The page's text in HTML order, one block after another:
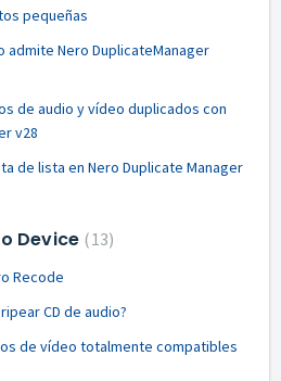
pequeñas
admite Nero DuplicateManager
de audio y vídeo duplicados con
v28
de lista en Nero Duplicate Manager
Device 13
Recode
CD de audio?
de vídeo totalmente compatibles